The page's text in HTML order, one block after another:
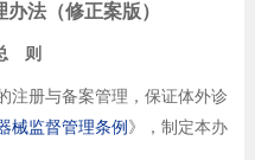
法（修正案版）
则
册与备案管理，保证体外诊
械监督管理条例 》，制定本办